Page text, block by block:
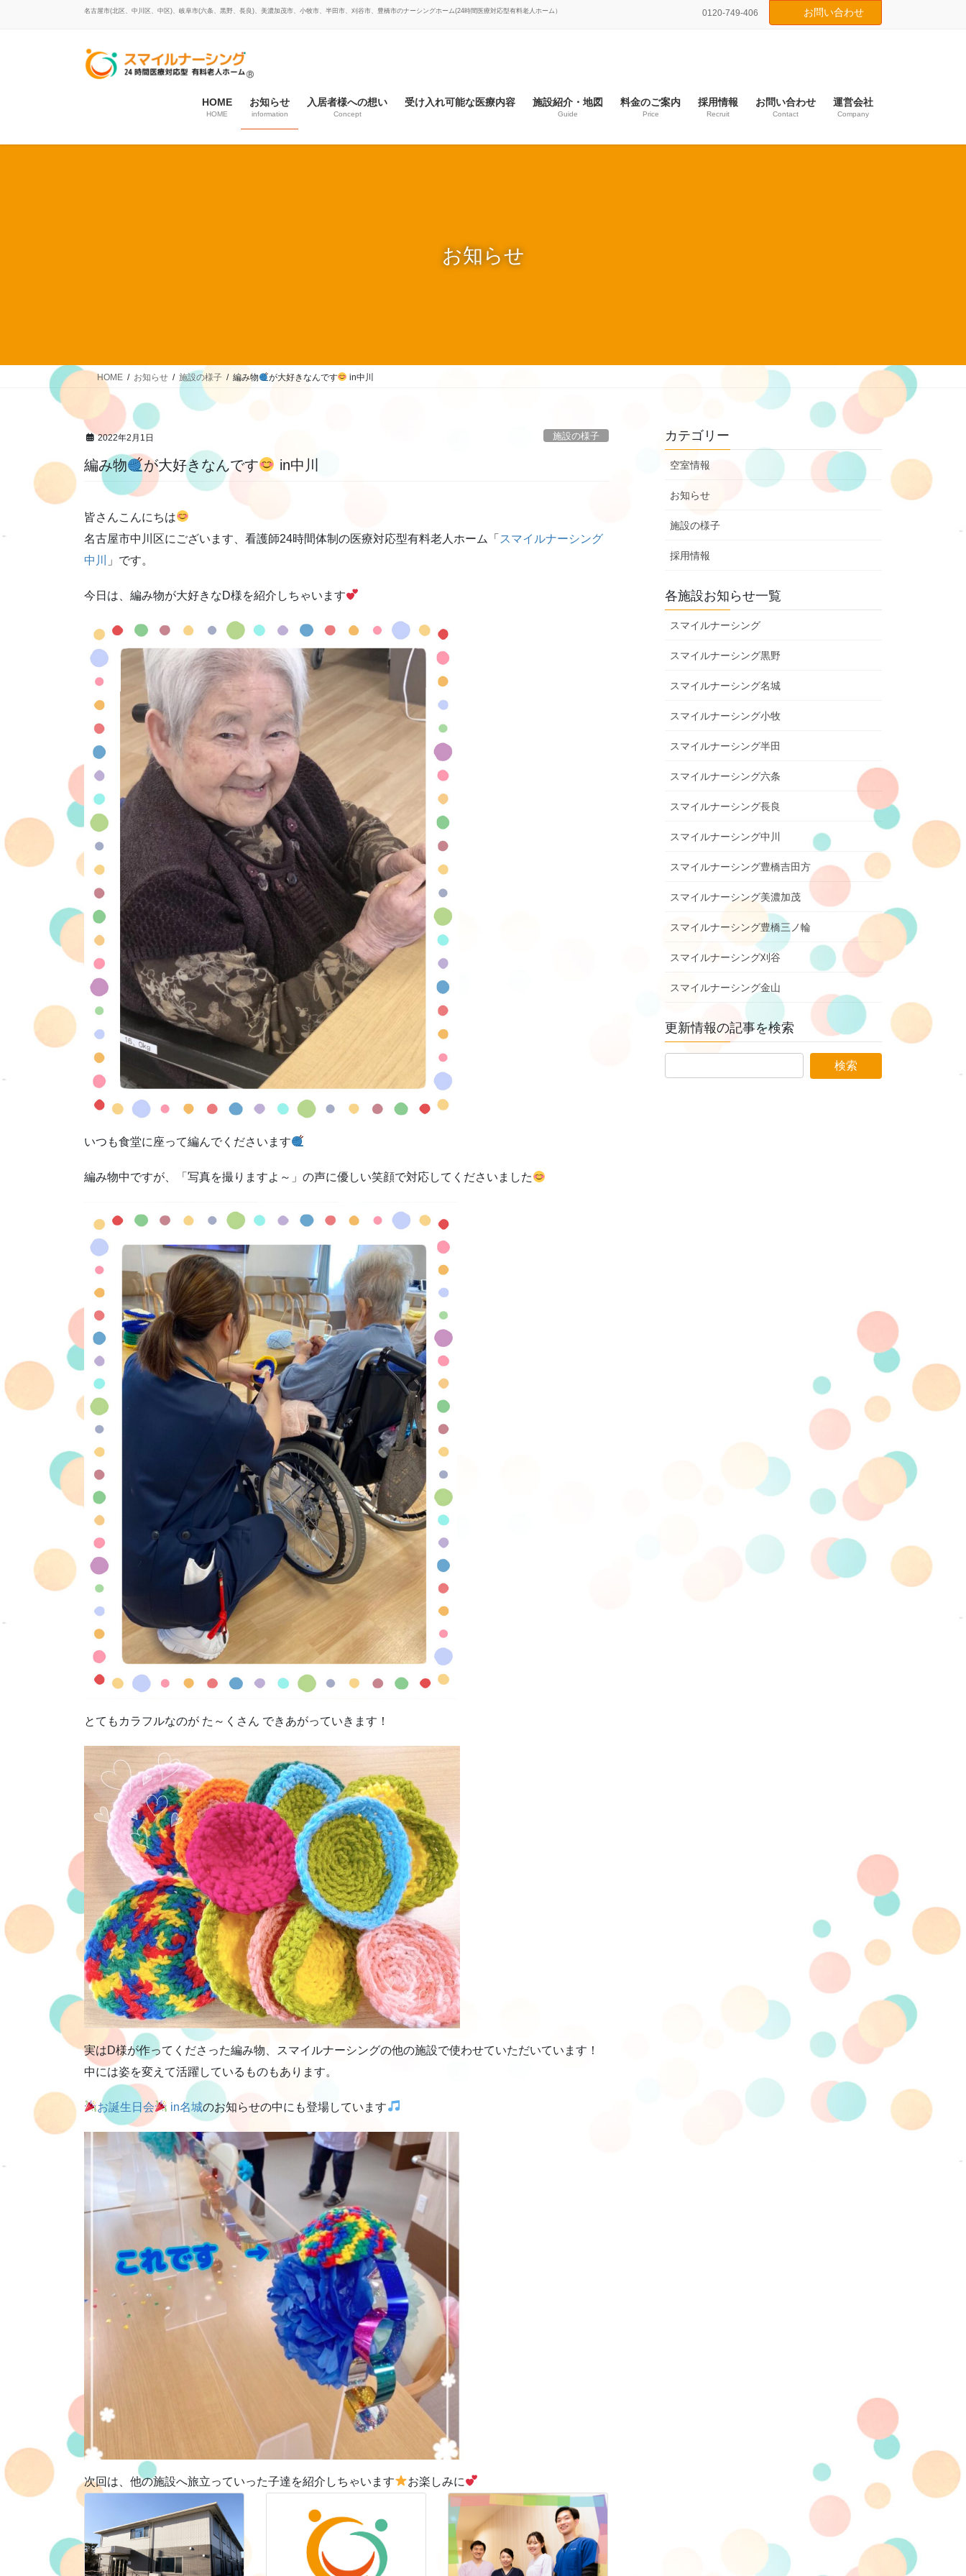
移
名古屋市(北区、中川区、中区)、岐阜市(六条、黒野、長良)、美濃加茂市、小牧市、半田市、刈谷市、豊橋市のナーシングホーム(24時間医療対応型有料老人ホーム） 0120-749-406 お問い合わせ
HOME
HOME
お知らせ
information
入居者様への想い
Concept
受け入れ可能な医療内容 施設紹介・地図
Guide
料金のご案内
Price
採用情報
Recruit
お問い合わせ
Contact
運営会社
Company
お知らせ
HOME お知らせ 施設の様子 編み物 が大好きなんです in中川
2022年2月1日 施設の様子
編み物 が大好きなんです in中川
皆さんこんにちは
名古屋市中川区にございます、看護師24時間体制の医療対応型有料老人ホーム「 スマイルナーシング
中川
」です。
今日は、編み物が大好きなD様を紹介しちゃいます
いつも食堂に座って編んでくださいます
編み物中ですが、「写真を撮りますよ～」の声に優しい笑顔で対応してくださいました
とてもカラフルなのが た～くさん できあがっていきます！
実はD様が作ってくださった編み物、スマイルナーシングの他の施設で使わせていただいています！
中には姿を変えて活躍しているものもあります。
お誕生日会 in名城のお知らせの中にも登場しています
次回は、他の施設へ旅立っていった子達を紹介しちゃいます お楽しみに
カテゴリー
空室情報
お知らせ
施設の様子
採用情報
各施設お知らせ一覧
スマイルナーシング
スマイルナーシング黒野
スマイルナーシング名城
スマイルナーシング小牧
スマイルナーシング半田
スマイルナーシング六条
スマイルナーシング長良
スマイルナーシング中川
スマイルナーシング豊橋吉田方
スマイルナーシング美濃加茂
スマイルナーシング豊橋三ノ輪
スマイルナーシング刈谷
スマイルナーシング金山
更新情報の記事を検索